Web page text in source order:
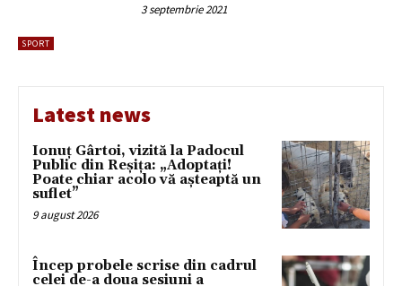
SPORT
3 septembrie 2021
Latest news
Ionuț Gârtoi, vizită la Padocul
Public din Reșița: „Adoptați!
Poate chiar acolo vă așteaptă un
suflet”
9 august 2026
Încep probele scrise din cadrul
celei de-a doua sesiuni a